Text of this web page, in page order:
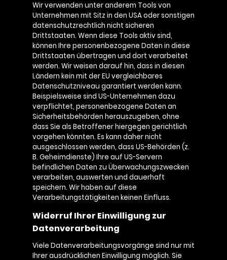
Wir verwenden unter anderem Tools von
Unternehmen mit Sitz in den USA oder sonstigen
datenschutzrechtlich nicht sicheren
Drittstaaten. Wenn diese Tools aktiv sind,
können Ihre personenbezogene Daten in diese
Drittstaaten übertragen und dort verarbeitet
werden. Wir weisen darauf hin, dass in diesen
Ländern kein mit der EU vergleichbares
Datenschutzniveau garantiert werden kann.
Beispielsweise sind US-Unternehmen dazu
verpflichtet, personenbezogene Daten an
Sicherheitsbehörden herauszugeben, ohne
dass Sie als Betroffener hiergegen gerichtlich
vorgehen könnten. Es kann daher nicht
ausgeschlossen werden, dass US-Behörden (z.
B. Geheimdienste) Ihre auf US-Servern
befindlichen Daten zu Überwachungszwecken
verarbeiten, auswerten und dauerhaft
speichern. Wir haben auf diese
Verarbeitungstätigkeiten keinen Einfluss.
Widerruf Ihrer Einwilligung zur
Datenverarbeitung
Viele Datenverarbeitungsvorgänge sind nur mit
Ihrer ausdrücklichen Einwilligung möglich. Sie